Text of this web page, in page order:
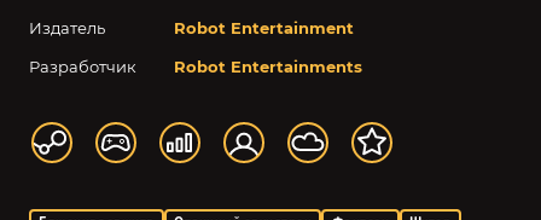
Издатель
Robot Entertainment
Разработчик
Robot Entertainments